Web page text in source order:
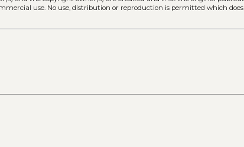
use. No use, distribution or reproduction is permitted which